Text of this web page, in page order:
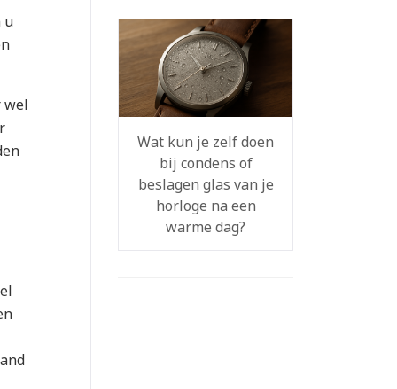
u
wel
Wat kun je zelf doen
bij condens of
beslagen glas van je
horloge na een
warme dag?